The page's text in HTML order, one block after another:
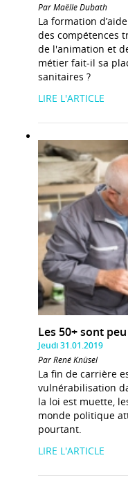
Par Maëlle Dubath
La formation
des compétences
de l'animation et
métier fait-il sa
sanitaires ?
LIRE L'ARTICLE
Les 50+ sont
Jeudi 31.01.2019
Par René Knüsel
La fin de carrière
vulnérabilisation
la loi est muette,
monde politique
pourtant.
LIRE L'ARTICLE